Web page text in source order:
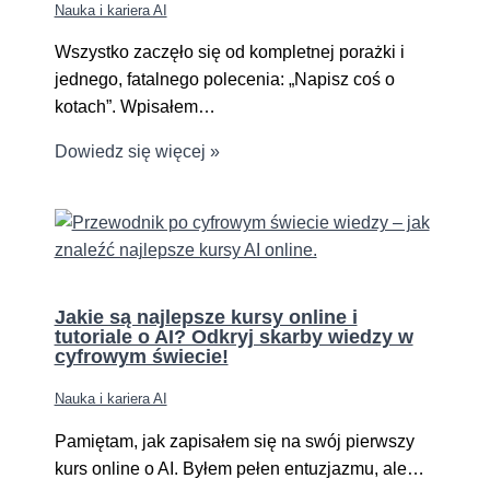
Nauka i kariera AI
Wszystko zaczęło się od kompletnej porażki i
jednego, fatalnego polecenia: „Napisz coś o
kotach”. Wpisałem…
Dowiedz się więcej »
Jakie są najlepsze kursy online i
tutoriale o AI? Odkryj skarby wiedzy w
cyfrowym świecie!
Nauka i kariera AI
Pamiętam, jak zapisałem się na swój pierwszy
kurs online o AI. Byłem pełen entuzjazmu, ale…